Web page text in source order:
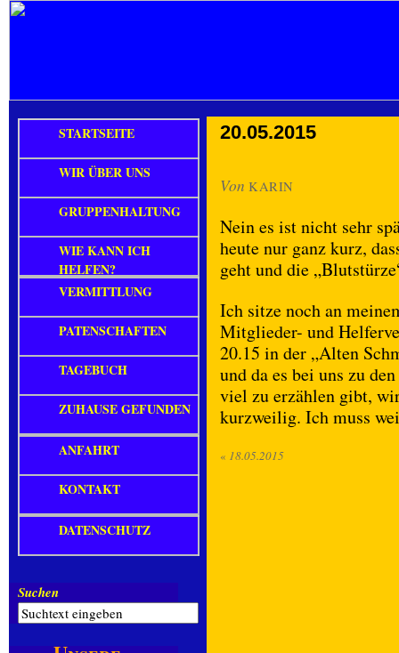
20.05.2015
Von KARIN
Nein es ist nicht sehr
heute nur ganz kurz,
geht und die
Ich sitze noch an
Mitglieder- und
20.15 in der „Alten
und da es bei uns zu
viel zu erzählen gibt,
kurzweilig. Ich muss
« 18.05.2015
STARTSEITE
WIR ÜBER UNS
GRUPPENHALTUNG
WIE KANN ICH
HELFEN?
VERMITTLUNG
PATENSCHAFTEN
TAGEBUCH
ZUHAUSE GEFUNDEN
ANFAHRT
KONTAKT
DATENSCHUTZ
Suchen